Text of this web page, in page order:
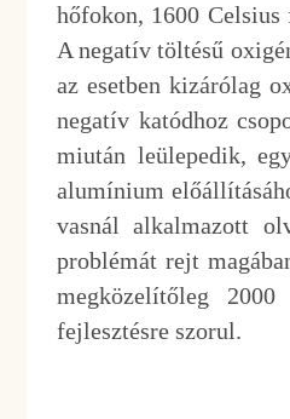
hőfokon, 1600
A negatív töltésű
az esetben kizárólag
negatív katódhoz
miután leülepedik,
alumínium
vasnál alkalmazott
problémát rejt
megközelítőleg
fejlesztésre szorul.